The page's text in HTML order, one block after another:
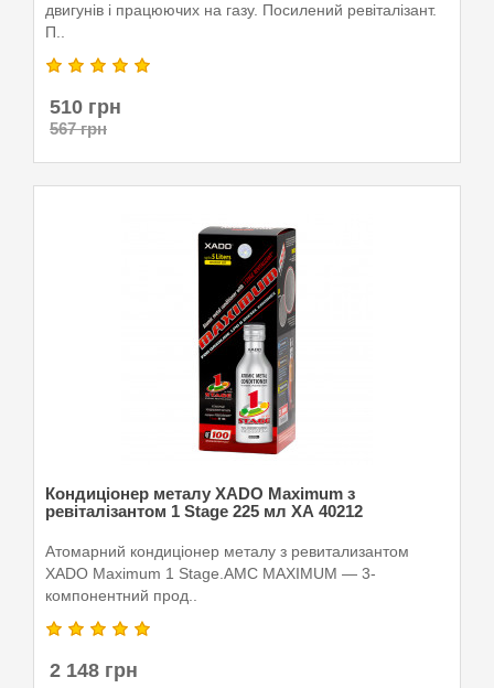
двигунів і працюючих на газу. Посилений ревіталізант.
П..
510 грн
567 грн
Кондиціонер металу XADO Maximum з
ревіталізантом 1 Stage 225 мл ХА 40212
Атомарний кондиціонер металу з ревитализантом
XADO Maximum 1 Stage.AMC MAXIMUM — 3-
компонентний прод..
2 148 грн